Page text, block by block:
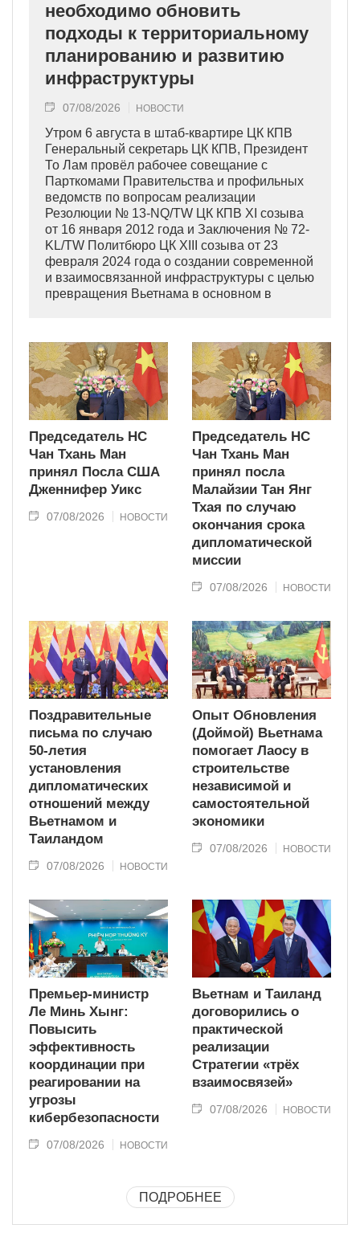
необходимо обновить
подходы к территориальному
планированию и развитию
инфраструктуры
07/08/2026 НОВОСТИ
Утром 6 августа в штаб-квартире ЦК КПВ
Генеральный секретарь ЦК КПВ, Президент
То Лам провёл рабочее совещание с
Парткомами Правительства и профильных
ведомств по вопросам реализации
Резолюции № 13-NQ/TW ЦК КПВ XI созыва
от 16 января 2012 года и Заключения № 72-
KL/TW Политбюро ЦК XIII созыва от 23
февраля 2024 года о создании современной
и взаимосвязанной инфраструктуры с целью
превращения Вьетнама в основном в
Председатель НС
Чан Тхань Ман
принял Посла США
Дженнифер Уикс
07/08/2026 НОВОСТИ
Председатель НС
Чан Тхань Ман
принял посла
Малайзии Тан Янг
Тхая по случаю
окончания срока
дипломатической
миссии
07/08/2026 НОВОСТИ
Поздравительные
письма по случаю
50-летия
установления
дипломатических
отношений между
Вьетнамом и
Таиландом
07/08/2026 НОВОСТИ
Опыт Обновления
(Доймой) Вьетнама
помогает Лаосу в
строительстве
независимой и
самостоятельной
экономики
07/08/2026 НОВОСТИ
Премьер-министр
Ле Минь Хынг:
Повысить
эффективность
координации при
реагировании на
угрозы
кибербезопасности
07/08/2026 НОВОСТИ
Вьетнам и Таиланд
договорились о
практической
реализации
Стратегии «трёх
взаимосвязей»
07/08/2026 НОВОСТИ
ПОДРОБНЕЕ